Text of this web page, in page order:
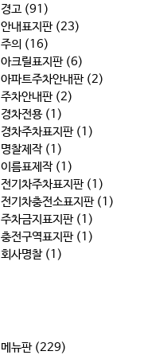
경고 (91)
안내표지판 (23)
주의 (16)
아크릴표지판 (6)
아파트주차안내판 (2)
주차안내판 (2)
경차전용 (1)
경차주차표지판 (1)
명찰제작 (1)
이름표제작 (1)
전기차주차표지판 (1)
전기차충전소표지판 (1)
주차금지표지판 (1)
충전구역표지판 (1)
회사명찰 (1)
메뉴판 (229)